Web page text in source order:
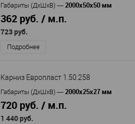
Габариты (ДхШхВ) — 2000х50х50 мм
362 руб. / м.п.
723 руб.
Подробнее
Карниз Европласт 1.50.258
Габариты (ДхШхВ) — 2000x25x27 мм
720 руб. / м.п.
1 440 руб.